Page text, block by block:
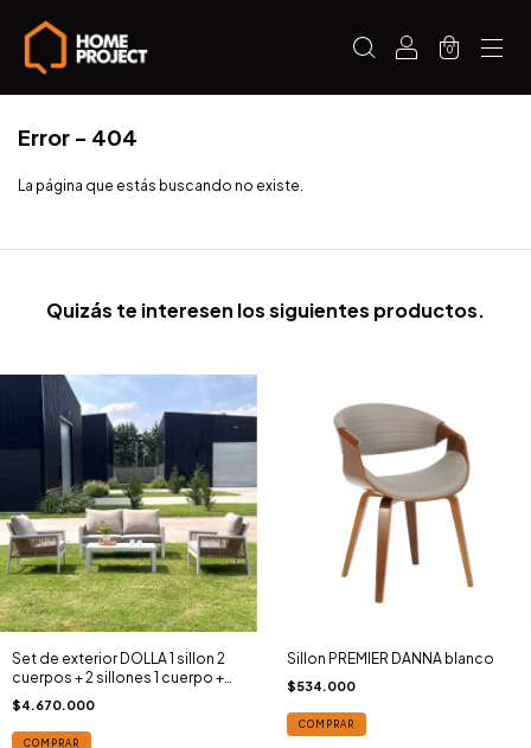
0
Error - 404
La página que estás buscando no existe.
Quizás te interesen los siguientes productos.
Set de exterior DOLLA 1 sillon 2
cuerpos + 2 sillones 1 cuerpo +
mesa ratona aluminio blanco y
soga ropa ESTILO ®
$4.670.000
COMPRAR
Sillon PREMIER DANNA blanco
$534.000
COMPRAR